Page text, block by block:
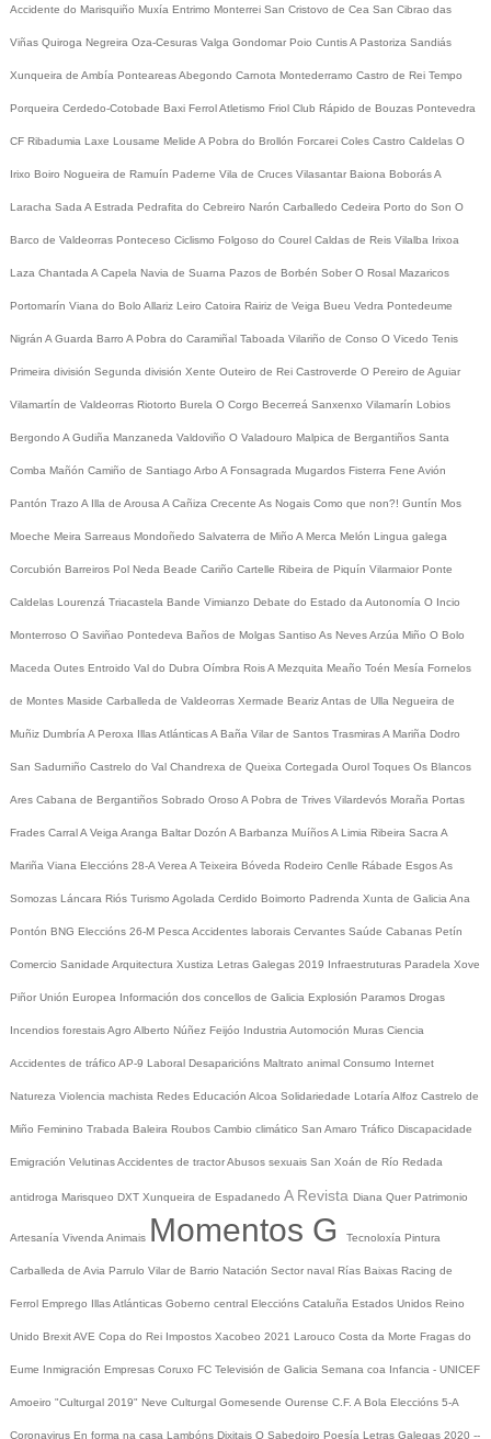
Accidente do Marisquiño Muxía Entrimo Monterrei San Cristovo de Cea San Cibrao das
Viñas Quiroga Negreira Oza-Cesuras Valga Gondomar Poio CuntisA Pastoriza Sandiás
Xunqueira de Ambía PonteareasAbegondo Carnota Montederramo Castro de Rei Tempo
Porqueira Cerdedo-Cotobade Baxi FerrolAtletismo Friol Club Rápido de Bouzas Pontevedra
CF Ribadumia Laxe Lousame Melide A Pobra do Brollón Forcarei Coles Castro Caldelas O
Irixo Boiro Nogueira de Ramuín Paderne Vila de Cruces Vilasantar Baiona BoborásA
Laracha Sada A Estrada Pedrafita do Cebreiro Narón Carballedo Cedeira Porto do Son O
Barco de Valdeorras Ponteceso Ciclismo Folgoso do Courel Caldas de Reis Vilalba Irixoa
Laza Chantada A Capela Navia de Suarna Pazos de Borbén Sober O Rosal Mazaricos
Portomarín Viana do Bolo Allariz Leiro Catoira Rairiz de Veiga Bueu Vedra Pontedeume
Nigrán A Guarda Barro A Pobra do Caramiñal Taboada Vilariño de Conso O Vicedo Tenis
Primeira división Segunda división Xente Outeiro de Rei Castroverde O Pereiro de Aguiar
Vilamartín de Valdeorras Riotorto Burela O Corgo Becerreá Sanxenxo Vilamarín Lobios
Bergondo A Gudiña Manzaneda Valdoviño O Valadouro Malpica de Bergantiños Santa
Comba Mañón Camiño de Santiago Arbo A Fonsagrada Mugardos Fisterra Fene Avión
Pantón Trazo A Illa de Arousa A Cañiza Crecente As Nogais Como que non?! Guntín Mos
Moeche Meira Sarreaus Mondoñedo Salvaterra de Miño A Merca Melón Lingua galega
Corcubión Barreiros Pol Neda Beade Cariño Cartelle Ribeira de Piquín Vilarmaior Ponte
Caldelas Lourenzá Triacastela Bande Vimianzo Debate do Estado da Autonomía O Incio
Monterroso O Saviñao Pontedeva Baños de Molgas Santiso As NevesArzúa Miño O Bolo
Maceda Outes Entroido Val do Dubra Oímbra RoisA Mezquita Meaño Toén Mesía Fornelos
de Montes Maside Carballeda de Valdeorras Xermade BearizAntas de Ulla Negueira de
Muñiz Dumbría A Peroxa Illas AtlánticasA Baña Vilar de Santos TrasmirasA Mariña Dodro
San Sadurniño Castrelo do Val Chandrexa de Queixa Cortegada Ourol Toques Os Blancos
Ares Cabana de Bergantiños Sobrado Oroso A Pobra de Trives Vilardevós Moraña Portas
Frades CarralA Veiga Aranga Baltar Dozón A Barbanza MuíñosA Limia Ribeira Sacra A
Mariña Viana Eleccións 28-A Verea A Teixeira Bóveda Rodeiro Cenlle Rábade EsgosAs
Somozas Láncara Riós Turismo Agolada Cerdido Boimorto Padrenda Xunta de Galicia Ana
Pontón BNG Eleccións 26-M Pesca Accidentes laborais Cervantes Saúde Cabanas Petín
Comercio Sanidade Arquitectura Xustiza Letras Galegas 2019 Infraestruturas Paradela Xove
Piñor Unión Europea Información dos concellos de Galicia Explosión Paramos Drogas
Incendios forestaisAgro Alberto Núñez Feijóo Industria Automoción Muras Ciencia
Accidentes de tráfico AP-9 Laboral Desaparicións Maltrato animal Consumo Internet
Natureza Violencia machista Redes Educación Alcoa Solidariedade Lotaría Alfoz Castrelo de
Miño Feminino Trabada Baleira Roubos Cambio climático San Amaro Tráfico Discapacidade
Emigración VelutinasAccidentes de tractorAbusos sexuais San Xoán de Río Redada
antidroga Marisqueo DXT Xunqueira de Espadanedo A Revista Diana Quer Patrimonio
Artesanía Vivenda Animais Momentos G Tecnoloxía Pintura
Carballeda de Avia Parrulo Vilar de Barrio Natación Sector naval Rías Baixas Racing de
Ferrol Emprego Illas Atlánticas Goberno central Eleccións Cataluña Estados Unidos Reino
Unido BrexitAVE Copa do Rei Impostos Xacobeo 2021 Larouco Costa da Morte Fragas do
Eume Inmigración Empresas Coruxo FC Televisión de Galicia Semana coa Infancia - UNICEF
Amoeiro "Culturgal 2019" Neve Culturgal Gomesende Ourense C.F. A Bola Eleccións 5-A
Coronavirus En forma na casa Lambóns Dixitais O Sabedoiro Poesía Letras Galegas 2020 --